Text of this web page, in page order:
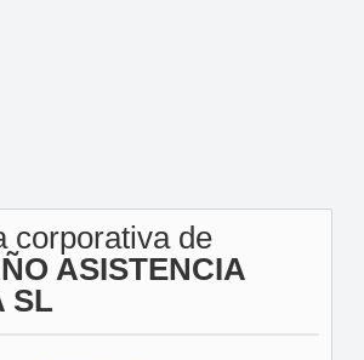
corporativa de
ASISTENCIA
SL